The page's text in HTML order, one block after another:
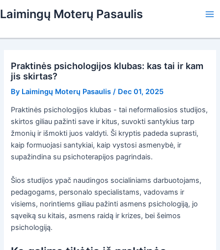
to
Laimingų Moterų Pasaulis
Praktinės psichologijos klubas: kas tai ir kam
jis skirtas?
By Laimingų Moterų Pasaulis / Dec 01, 2025
Praktinės psichologijos klubas - tai neformaliosios studijos,
skirtos giliau pažinti save ir kitus, suvokti santykius tarp
žmonių ir išmokti juos valdyti. Ši kryptis padeda suprasti,
kaip formuojasi santykiai, kaip vystosi asmenybė, ir
supažindina su psichoterapijos pagrindais.
Šios studijos ypač naudingos socialiniams darbuotojams,
pedagogams, personalo specialistams, vadovams ir
visiems, norintiems giliau pažinti asmens psichologiją, jo
sąveiką su kitais, asmens raidą ir krizes, bei šeimos
psichologiją.